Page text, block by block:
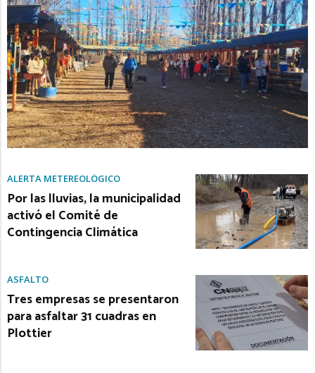
ALERTA METEREOLÓGICO
Por las lluvias, la municipalidad
activó el Comité de
Contingencia Climática
ASFALTO
Tres empresas se presentaron
para asfaltar 31 cuadras en
Plottier